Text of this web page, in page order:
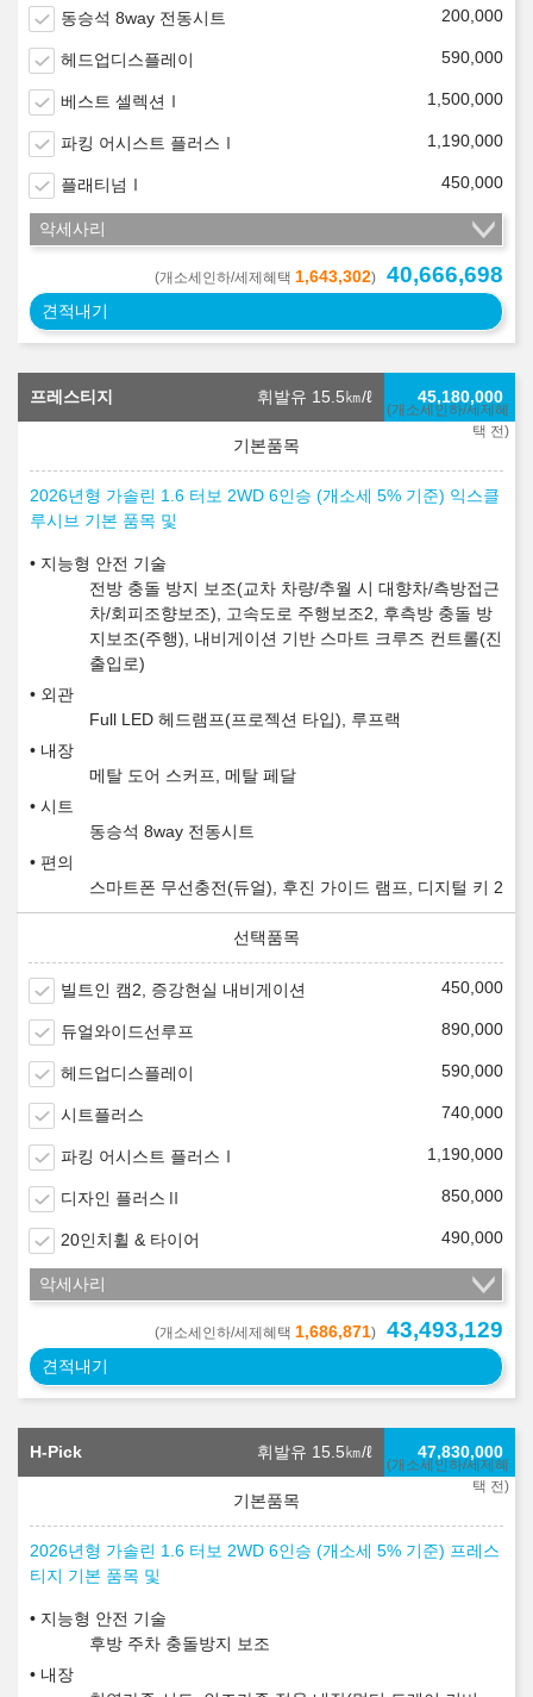
동승석 8way 전동시트 200,000
헤드업디스플레이 590,000
베스트 셀렉션Ⅰ 1,500,000
파킹 어시스트 플러스Ⅰ 1,190,000
플래티넘Ⅰ 450,000
악세사리
(개소세인하/세제혜택 1,643,302) 40,666,698
견적내기
프레스티지 휘발유 15.5㎞/ℓ
(개소세인하/세제혜
택 전)
45,180,000
2026년형 가솔린 1.6 터보 2WD 6인승 (개소세 5% 기준) 익스클
루시브 기본 품목 및
지능형 안전 기술
전방 충돌 방지 보조(교차 차량/추월 시 대향차/측방접근
차/회피조향보조), 고속도로 주행보조2, 후측방 충돌 방
지보조(주행), 내비게이션 기반 스마트 크루즈 컨트롤(진
출입로)
외관
Full LED 헤드램프(프로젝션 타입), 루프랙
내장
메탈 도어 스커프, 메탈 페달
시트
동승석 8way 전동시트
편의
스마트폰 무선충전(듀얼), 후진 가이드 램프, 디지털 키 2
빌트인 캠2, 증강현실 내비게이션 450,000
듀얼와이드선루프 890,000
헤드업디스플레이 590,000
시트플러스 740,000
파킹 어시스트 플러스Ⅰ 1,190,000
디자인 플러스Ⅱ 850,000
20인치휠 & 타이어 490,000
악세사리
(개소세인하/세제혜택 1,686,871) 43,493,129
견적내기
H-Pick 휘발유 15.5㎞/ℓ
(개소세인하/세제혜
택 전)
47,830,000
2026년형 가솔린 1.6 터보 2WD 6인승 (개소세 5% 기준) 프레스
티지 기본 품목 및
지능형 안전 기술
후방 주차 충돌방지 보조
내장